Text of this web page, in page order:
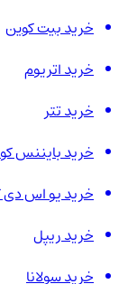
خرید بیت کوین
خرید اتریوم
خرید تتر
خرید بایننس
خرید یو اس دی
خرید ریپل
خرید سولانا